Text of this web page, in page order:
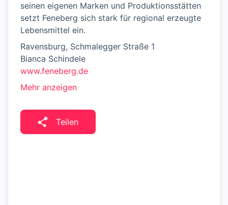
seinen eigenen Marken und Produktionsstätten
setzt Feneberg sich stark für regional erzeugte
Lebensmittel ein.
Ravensburg, Schmalegger Straße 1
Bianca Schindele
www.feneberg.de
Mehr anzeigen
Teilen